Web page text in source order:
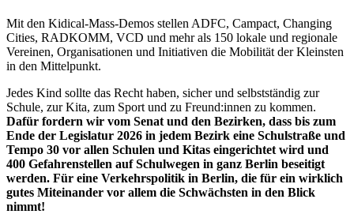
Mit den Kidical-Mass-Demos stellen ADFC, Campact, Changing
Cities, RADKOMM, VCD und mehr als 150 lokale und regionale
Vereinen, Organisationen und Initiativen die Mobilität der Kleinsten
in den Mittelpunkt.
Jedes Kind sollte das Recht haben, sicher und selbstständig zur
Schule, zur Kita, zum Sport und zu Freund:innen zu kommen.
Dafür fordern wir vom Senat und den Bezirken, dass bis zum
Ende der Legislatur 2026 in jedem Bezirk eine Schulstraße und
Tempo 30 vor allen Schulen und Kitas eingerichtet wird und
400 Gefahrenstellen auf Schulwegen in ganz Berlin beseitigt
werden. Für eine Verkehrspolitik in Berlin, die für ein wirklich
gutes Miteinander vor allem die Schwächsten in den Blick
nimmt!